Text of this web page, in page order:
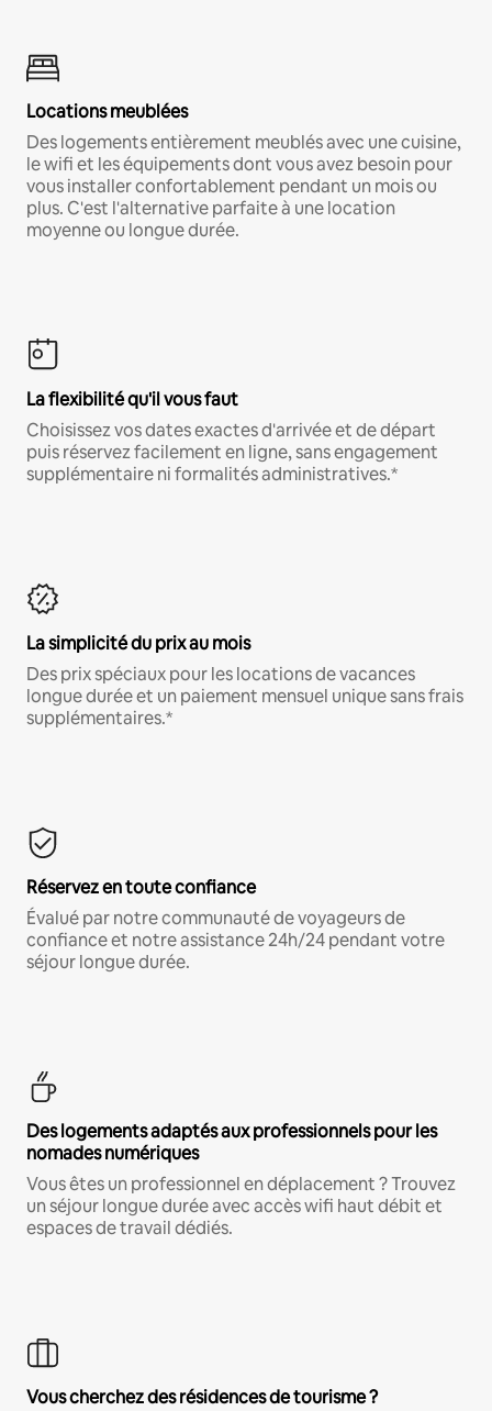
Locations meublées
Des logements entièrement meublés avec une cuisine,
le wifi et les équipements dont vous avez besoin pour
vous installer confortablement pendant un mois ou
plus. C'est l'alternative parfaite à une location
moyenne ou longue durée.
La flexibilité qu'il vous faut
Choisissez vos dates exactes d'arrivée et de départ
puis réservez facilement en ligne, sans engagement
supplémentaire ni formalités administratives.*
La simplicité du prix au mois
Des prix spéciaux pour les locations de vacances
longue durée et un paiement mensuel unique sans frais
supplémentaires.*
Réservez en toute confiance
Évalué par notre communauté de voyageurs de
confiance et notre assistance 24h/24 pendant votre
séjour longue durée.
Des logements adaptés aux professionnels pour les
nomades numériques
Vous êtes un professionnel en déplacement ? Trouvez
un séjour longue durée avec accès wifi haut débit et
espaces de travail dédiés.
Vous cherchez des résidences de tourisme ?